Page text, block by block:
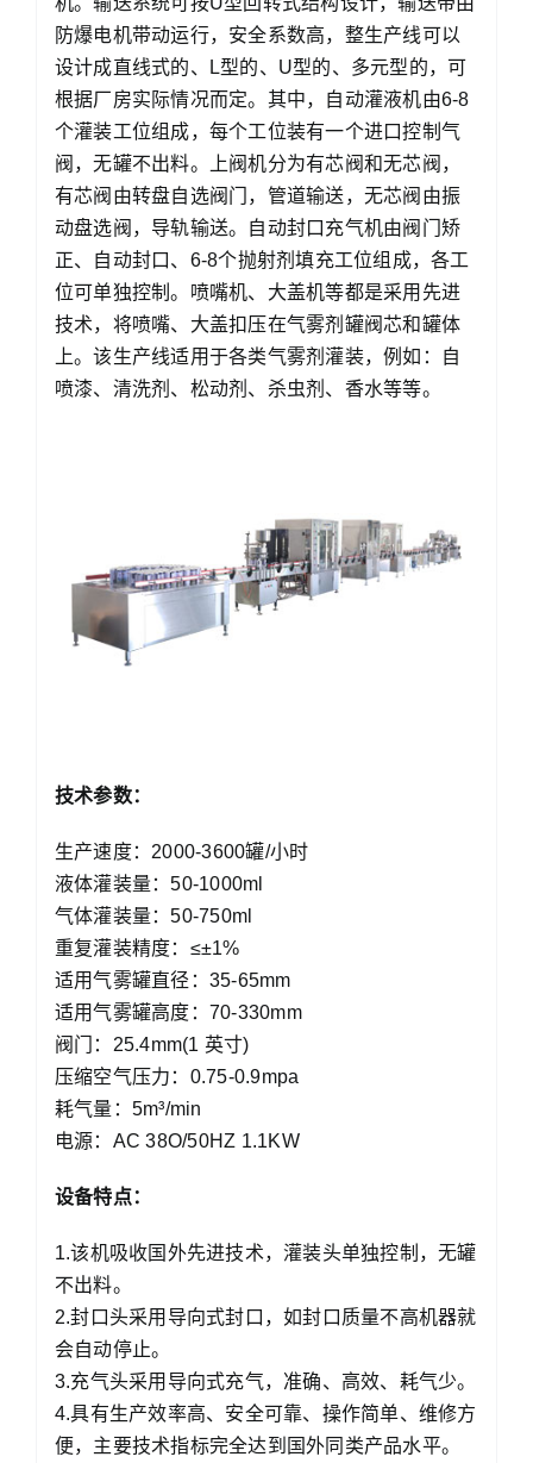
防爆电机带动运行，安全系数高，整生产线可以
设计成直线式的、L型的、U型的、多元型的，可
根据厂房实际情况而定。其中，自动灌液机由6-8
个灌装工位组成，每个工位装有一个进口控制气
阀，无罐不出料。上阀机分为有芯阀和无芯阀，
有芯阀由转盘自选阀门，管道输送，无芯阀由振
动盘选阀，导轨输送。自动封口充气机由阀门矫
正、自动封口、6-8个抛射剂填充工位组成，各工
位可单独控制。喷嘴机、大盖机等都是采用先进
技术，将喷嘴、大盖扣压在气雾剂罐阀芯和罐体
上。该生产线适用于各类气雾剂灌装，例如：自
喷漆、清洗剂、松动剂、杀虫剂、香水等等。
技术参数：
生产速度：2000-3600罐/小时
液体灌装量：50-1000ml
气体灌装量：50-750ml
重复灌装精度：≤±1%
适用气雾罐直径：35-65mm
适用气雾罐高度：70-330mm
阀门：25.4mm(1 英寸)
压缩空气压力：0.75-0.9mpa
耗气量：5m³/min
电源：AC 38O/50HZ 1.1KW
设备特点：
1.该机吸收国外先进技术，灌装头单独控制，无罐
不出料。
2.封口头采用导向式封口，如封口质量不高机器就
会自动停止。
3.充气头采用导向式充气，准确、高效、耗气少。
4.具有生产效率高、安全可靠、操作简单、维修方
便，主要技术指标完全达到国外同类产品水平。